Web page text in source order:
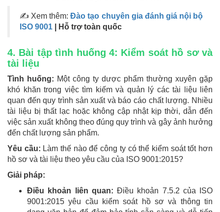
✍ Xem thêm:Đào tạo chuyên gia đánh giá nội bộ
ISO 9001
| Hỗ trợ toàn quốc
4. Bài tập tình huống 4: Kiểm soát hồ sơ và
tài liệu
Tình huống: Một công ty dược phẩm thường xuyên gặp
khó khăn trong việc tìm kiếm và quản lý các tài liệu liên
quan đến quy trình sản xuất và báo cáo chất lượng. Nhiều
tài liệu bị thất lạc hoặc không cập nhật kịp thời, dẫn đến
việc sản xuất không theo đúng quy trình và gây ảnh hưởng
đến chất lượng sản phẩm.
Yêu cầu: Làm thế nào để công ty có thể kiểm soát tốt hơn
hồ sơ và tài liệu theo yêu cầu của ISO 9001:2015?
Giải pháp:
Điều khoản liên quan: Điều khoản 7.5.2 của ISO
9001:2015 yêu cầu kiểm soát hồ sơ và thông tin